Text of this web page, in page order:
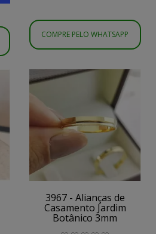
COMPRE PELO WHATSAPP
3967 - Alianças de
Casamento Jardim
Botânico 3mm